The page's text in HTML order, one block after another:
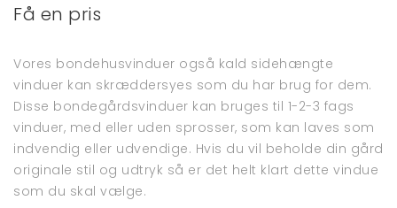
Få en pris
Vores bondehusvinduer også kald sidehængte
vinduer kan skræddersyes som du har brug for dem.
Disse bondegårdsvinduer kan bruges til 1-2-3 fags
vinduer, med eller uden sprosser, som kan laves som
indvendig eller udvendige. Hvis du vil beholde din gård
originale stil og udtryk så er det helt klart dette vindue
som du skal vælge.